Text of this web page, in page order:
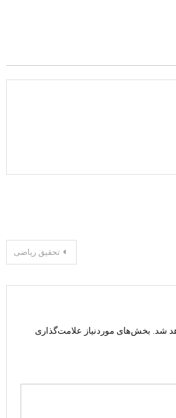
تحقیق ریاضی
شد. بخش‌های موردنیاز علامت‌گذاری